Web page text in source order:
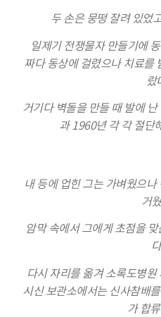
두 손은 뭉떵 잘려 있었
일제기 전쟁물자 만들기에
짜다 동상에 걸렸으나 치료를
랐
거기다 벽돌을 만들 때 발에
과 1960년 각 각 절단
내 등에 업힌 그는 가벼웠으
거
암막 속에서 그에게 초점을
다시 자리를 옮겨 소록도병
시신 보관소에서는 신사참배
가 합